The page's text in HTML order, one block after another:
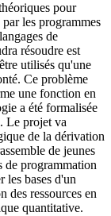
pour
les programmes
de
résoudre est
utilisés qu'une
Ce problème
une fonction en
a été formalisée
Le projet va
de la dérivation
de jeunes
de programmation
les bases d'un
des ressources en
quantitative.